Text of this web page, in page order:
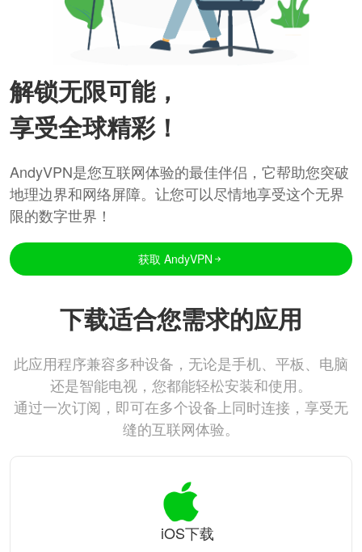
解锁无限可能，
享受全球精彩！
AndyVPN是您互联网体验的最佳伴侣，它帮助您突破
地理边界和网络屏障。让您可以尽情地享受这个无界
限的数字世界！
获取 AndyVPN
下载适合您需求的应用
此应用程序兼容多种设备，无论是手机、平板、电脑
还是智能电视，您都能轻松安装和使用。
通过一次订阅，即可在多个设备上同时连接，享受无
缝的互联网体验。
iOS下载